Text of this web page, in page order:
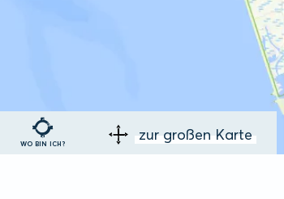
WO BIN ICH? zur großen Karte